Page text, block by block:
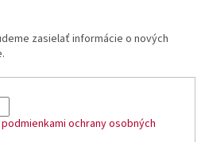
zasielať informácie o nových
podmienkami ochrany osobných